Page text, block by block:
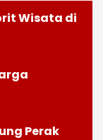
Wisata di
Perak